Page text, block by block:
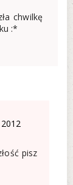
chwilkę
:*
pisz